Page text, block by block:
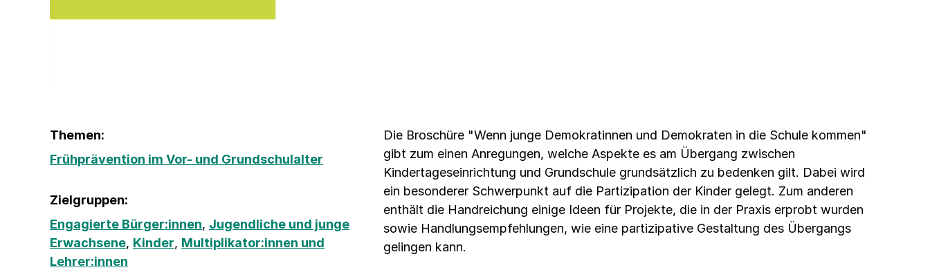
Themen:
Frühprävention im Vor- und Grundschulalter
Zielgruppen:
Engagierte Bürger:innen, Jugendliche und junge
Erwachsene, Kinder, Multiplikator:innen und
Lehrer:innen
Die Broschüre "Wenn junge Demokratinnen und Demokraten in die Schule kommen"
gibt zum einen Anregungen, welche Aspekte es am Übergang zwischen
Kindertageseinrichtung und Grundschule grundsätzlich zu bedenken gilt. Dabei wird
ein besonderer Schwerpunkt auf die Partizipation der Kinder gelegt. Zum anderen
enthält die Handreichung einige Ideen für Projekte, die in der Praxis erprobt wurden
sowie Handlungsempfehlungen, wie eine partizipative Gestaltung des Übergangs
gelingen kann.